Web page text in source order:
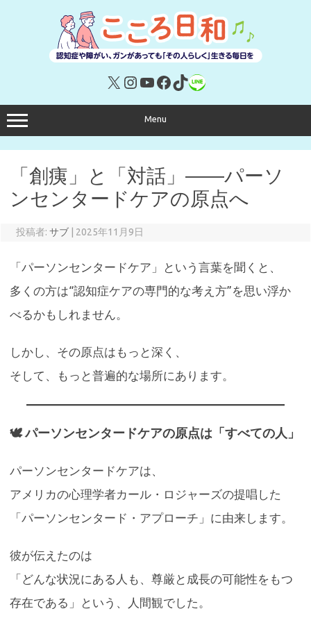
X Instagram
YouTube
Facebook
TikTok
リンク
Menu
「創痍」と「対話」――パーソ
ンセンタードケアの原点へ
投稿者: サブ 2025年11月9日
「パーソンセンタードケア」という言葉を聞くと、
多くの方は“認知症ケアの専門的な考え方”を思い浮か
べるかもしれません。
しかし、その原点はもっと深く、
そして、もっと普遍的な場所にあります。
🕊 パーソンセンタードケアの原点は「すべての人」
パーソンセンタードケアは、
アメリカの心理学者カール・ロジャーズの提唱した
「パーソンセンタード・アプローチ」に由来します。
彼が伝えたのは
「どんな状況にある人も、尊厳と成長の可能性をもつ
存在である」という、人間観でした。